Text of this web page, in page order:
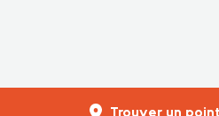
Trouver un